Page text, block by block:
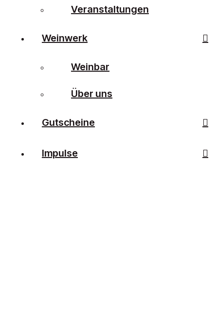
Veranstaltungen
Weinwerk
Weinbar
Über uns
Gutscheine
Impulse